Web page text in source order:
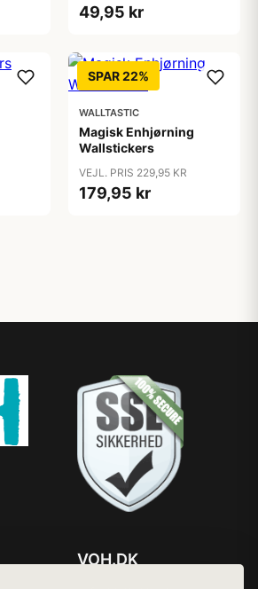
49,95 kr
SPAR 22%
WALLTASTIC
Magisk Enhjørning
Wallstickers
VEJL. PRIS 229,95 KR
179,95 kr
VOH.DK